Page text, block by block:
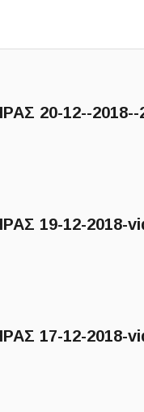
20-12--2018--
19-12-2018-
17-12-2018-